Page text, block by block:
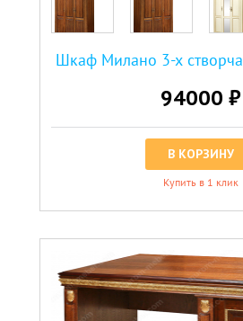
Шкаф Милано 3-х
94000 ₽
В КОРЗИНУ
Купить в 1 клик